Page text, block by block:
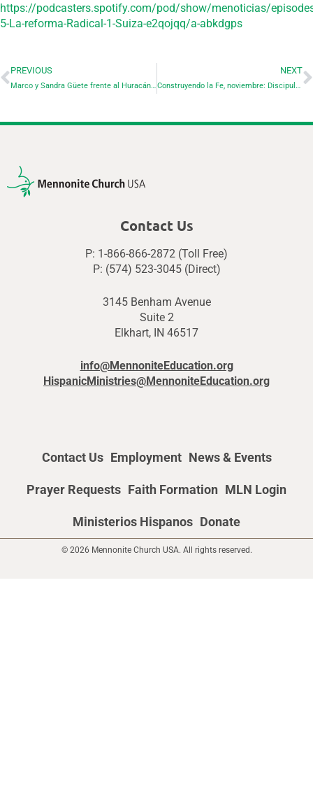
https://podcasters.spotify.com/pod/show/menoticias/
5-La-reforma-Radical-1-Suiza-e2qojqq/a-abkdgps
PREVIOUS
Marco y Sandra Güete frente al Huracán Milton
NEXT
Construyendo la Fe, noviembre: Discipulando a Nuestros Hijos
Contact Us
P: 1-866-866-2872 (Toll Free)
P: (574) 523-3045 (Direct)
3145 Benham Avenue
Suite 2
Elkhart, IN 46517
info@MennoniteEducation.org
HispanicMinistries@MennoniteEducation.org
Contact Us Employment News & Events
Prayer Requests Faith Formation MLN Login
Ministerios Hispanos Donate
© 2026 Mennonite Church USA. All rights reserved.